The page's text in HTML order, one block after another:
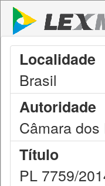
Localidade
Brasil
Autoridade
Câmara
Título
PL 7759/